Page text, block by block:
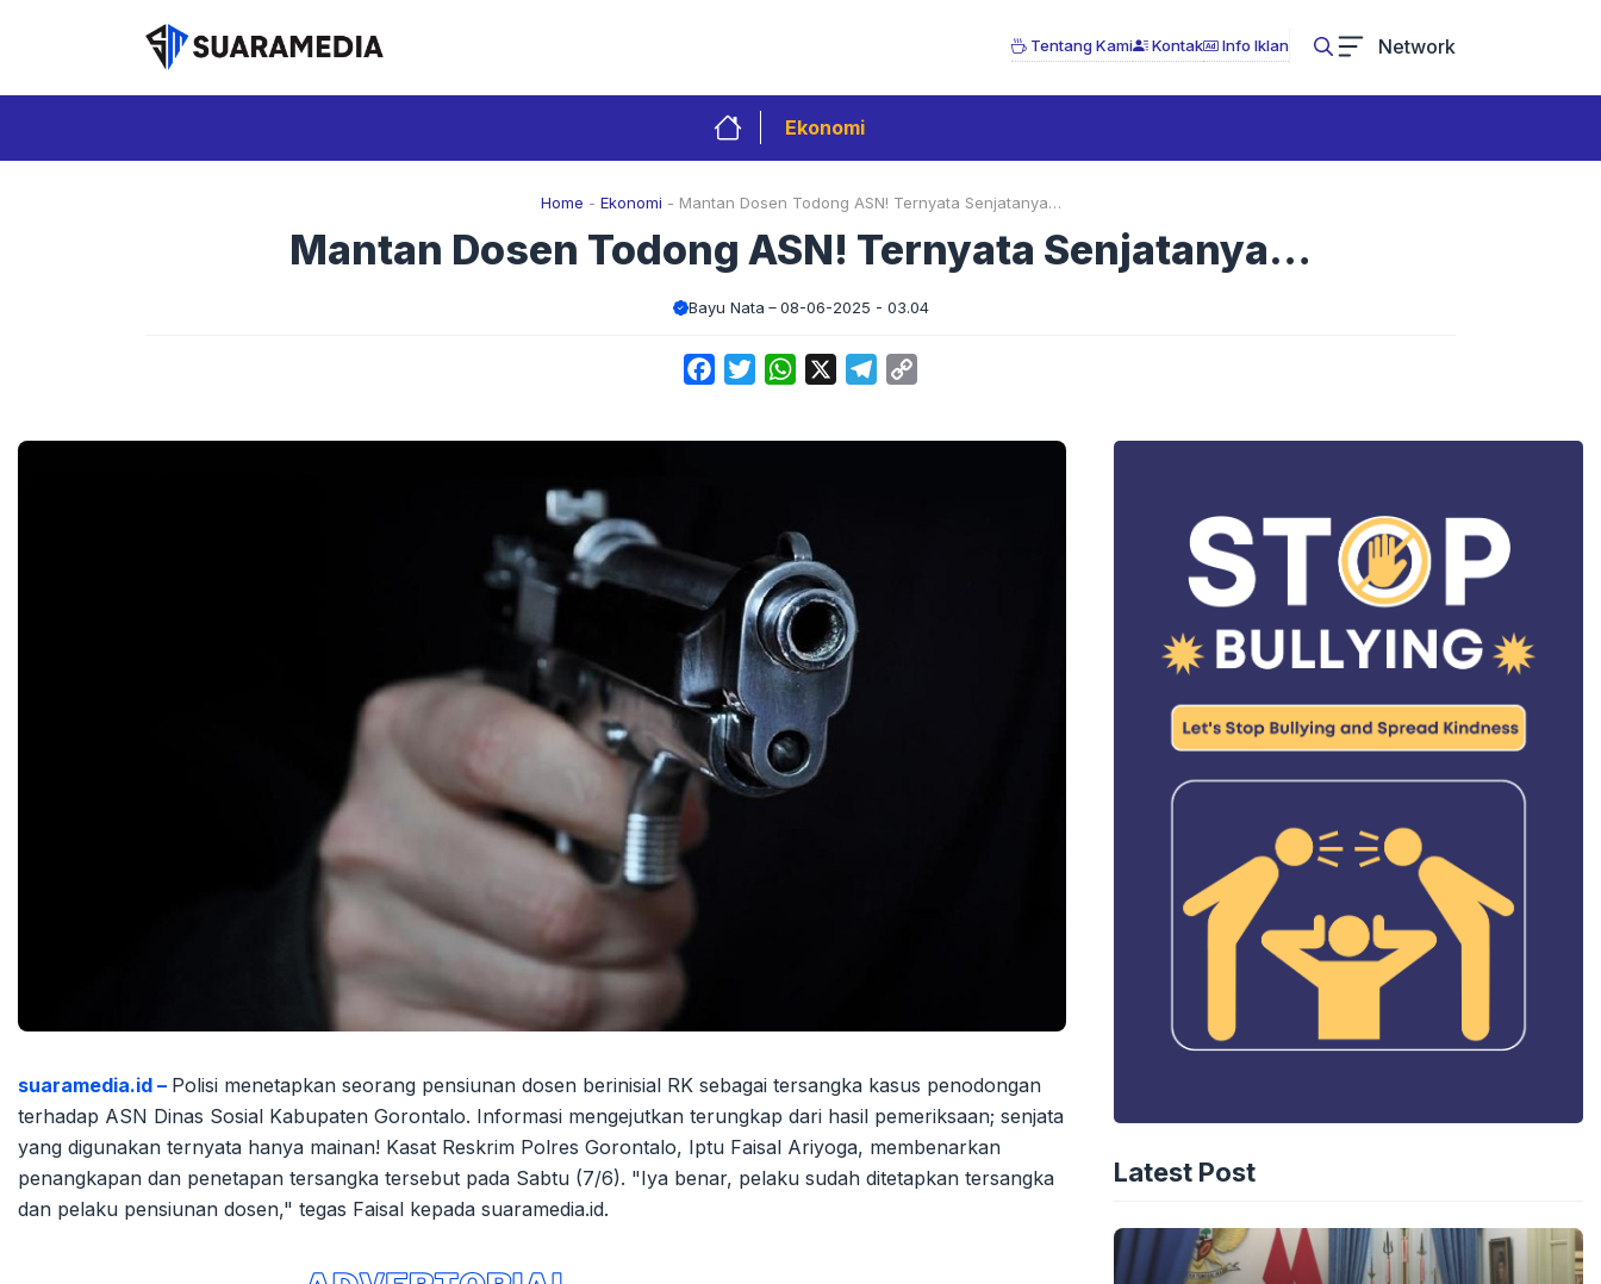
Tentang Kami Kontak Info Iklan Network
Ekonomi
Home - Ekonomi - Mantan Dosen Todong ASN! Ternyata Senjatanya…
Mantan Dosen Todong ASN! Ternyata Senjatanya…
Bayu Nata 08-06-2025 - 03.04
FacebookTwitterWhatsApp Telegram
suaramedia.id – Polisi menetapkan seorang pensiunan dosen berinisial RK sebagai tersangka kasus penodongan
terhadap ASN Dinas Sosial Kabupaten Gorontalo. Informasi mengejutkan terungkap dari hasil pemeriksaan; senjata
yang digunakan ternyata hanya mainan! Kasat Reskrim Polres Gorontalo, Iptu Faisal Ariyoga, membenarkan
penangkapan dan penetapan tersangka tersebut pada Sabtu (7/6). "Iya benar, pelaku sudah ditetapkan tersangka
dan pelaku pensiunan dosen," tegas Faisal kepada suaramedia.id.
Latest Post